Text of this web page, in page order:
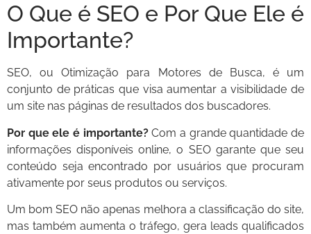
O Que é SEO e Por Que Ele é
Importante?
SEO, ou Otimização para Motores de Busca, é um
conjunto de práticas que visa aumentar a visibilidade de
um site nas páginas de resultados dos buscadores.
Por que ele é importante?Com a grande quantidade de
informações disponíveis online, o SEO garante que seu
conteúdo seja encontrado por usuários que procuram
ativamente por seus produtos ou serviços.
Um bom SEO não apenas melhora a classificação do site,
mas também aumenta o tráfego, gera leads qualificados